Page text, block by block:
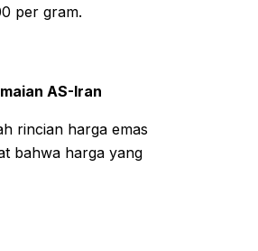
per gram.
AS-Iran
rincian harga emas
bahwa harga yang